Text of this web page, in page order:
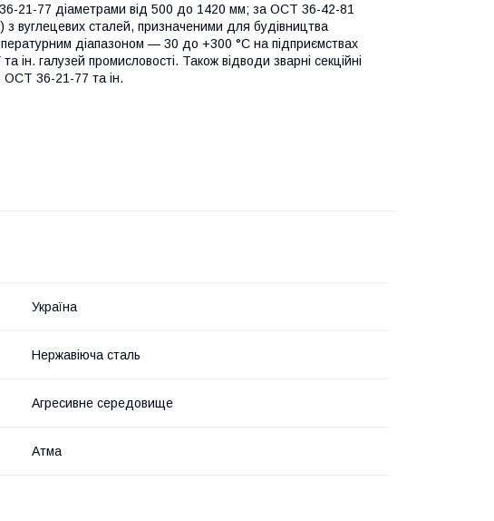
21-77 діаметрами від 500 до 1420 мм; за ОСТ 36-42-81
вуглецевих сталей, призначеними для будівництва
діапазоном — 30 до +300 °C на підприємствах
та ін. галузей промисловості. Також відводи зварні секційні
ОСТ 36-21-77 та ін.
Україна
Нержавіюча сталь
Агресивне середовище
Атма